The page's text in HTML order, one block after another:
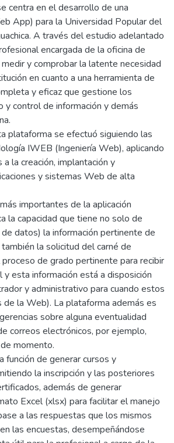
centra en el desarrollo de una
App) para la Universidad Popular del
A través del estudio adelantado
encargada de la oficina de
y comprobar la latente necesidad
en cuanto a una herramienta de
y eficaz que gestione los
y control de información y demás
plataforma se efectuó siguiendo las
IWEB (Ingeniería Web), aplicando
la creación, implantación y
y sistemas Web de alta
importantes de la aplicación
la capacidad que tiene no solo de
datos) la información pertinente de
la solicitud del carné de
de grado pertinente para recibir
esta información está a disposición
y administrativo para cuando estos
de la Web). La plataforma además es
sobre alguna eventualidad
correos electrónicos, por ejemplo,
momento.
función de generar cursos y
la inscripción y las posteriores
además de generar
Excel (xlsx) para facilitar el manejo
a las respuestas que los mismos
las encuestas, desempeñándose